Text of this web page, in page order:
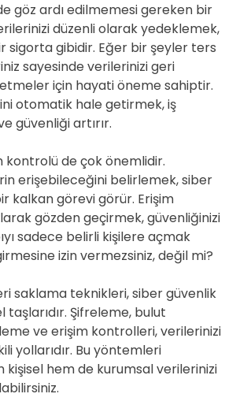
göz ardı edilmemesi gereken bir
düzenli olarak yedeklemek,
sigorta gibidir. Eğer bir şeyler ters
sayesinde verilerinizi geri
için hayati öneme sahiptir.
otomatik hale getirmek, iş
güvenliği artırır.
kontrolü de çok önemlidir.
erişebileceğini belirlemek, siber
kalkan görevi görür. Erişim
gözden geçirmek, güvenliğinizi
sadece belirli kişilere açmak
izin vermezsiniz, değil mi?
saklama teknikleri, siber güvenlik
Şifreleme, bulut
ve erişim kontrolleri, verilerinizi
yollarıdır. Bu yöntemleri
kişisel hem de kurumsal verilerinizi